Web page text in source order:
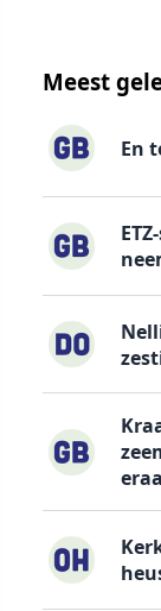
Meest
En